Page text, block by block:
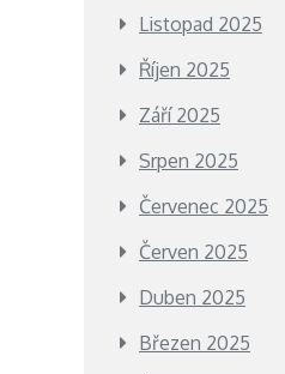
Listopad 2025
Říjen 2025
Září 2025
Srpen 2025
Červenec 2025
Červen 2025
Duben 2025
Březen 2025